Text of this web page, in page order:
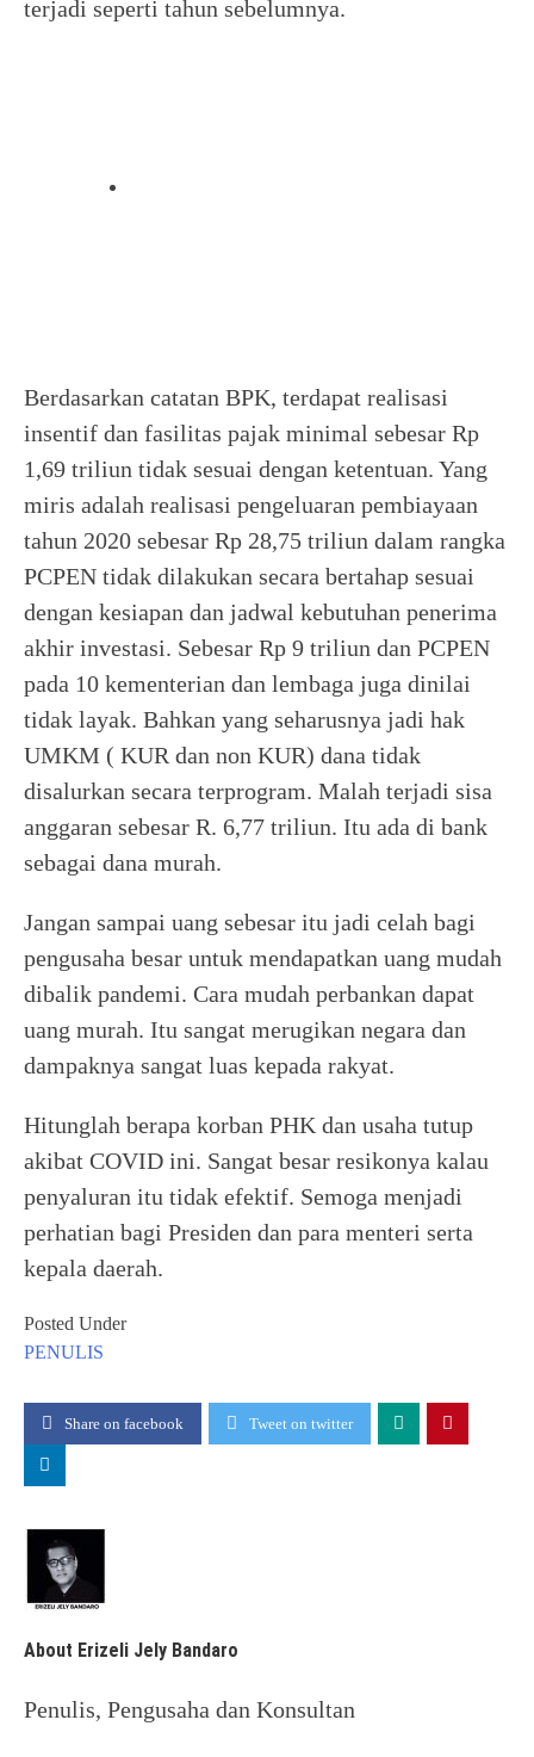
terjadi seperti tahun sebelumnya.
Berdasarkan catatan BPK, terdapat realisasi
insentif dan fasilitas pajak minimal sebesar Rp
1,69 triliun tidak sesuai dengan ketentuan. Yang
miris adalah realisasi pengeluaran pembiayaan
tahun 2020 sebesar Rp 28,75 triliun dalam rangka
PCPEN tidak dilakukan secara bertahap sesuai
dengan kesiapan dan jadwal kebutuhan penerima
akhir investasi. Sebesar Rp 9 triliun dan PCPEN
pada 10 kementerian dan lembaga juga dinilai
tidak layak. Bahkan yang seharusnya jadi hak
UMKM ( KUR dan non KUR) dana tidak
disalurkan secara terprogram. Malah terjadi sisa
anggaran sebesar R. 6,77 triliun. Itu ada di bank
sebagai dana murah.
Jangan sampai uang sebesar itu jadi celah bagi
pengusaha besar untuk mendapatkan uang mudah
dibalik pandemi. Cara mudah perbankan dapat
uang murah. Itu sangat merugikan negara dan
dampaknya sangat luas kepada rakyat.
Hitunglah berapa korban PHK dan usaha tutup
akibat COVID ini. Sangat besar resikonya kalau
penyaluran itu tidak efektif. Semoga menjadi
perhatian bagi Presiden dan para menteri serta
kepala daerah.
Posted Under
PENULIS
Share on facebook Tweet on twitter
About Erizeli Jely Bandaro
Penulis, Pengusaha dan Konsultan